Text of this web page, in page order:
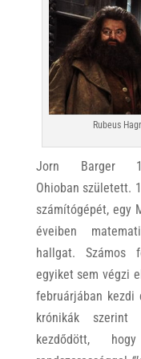
Rubeus
Jorn Barger
Ohioban született.
számítógépét, egy
éveiben
hallgat. Számos
egyiket sem végzi
februárjában kezdi
krónikák szerint
kezdődött,